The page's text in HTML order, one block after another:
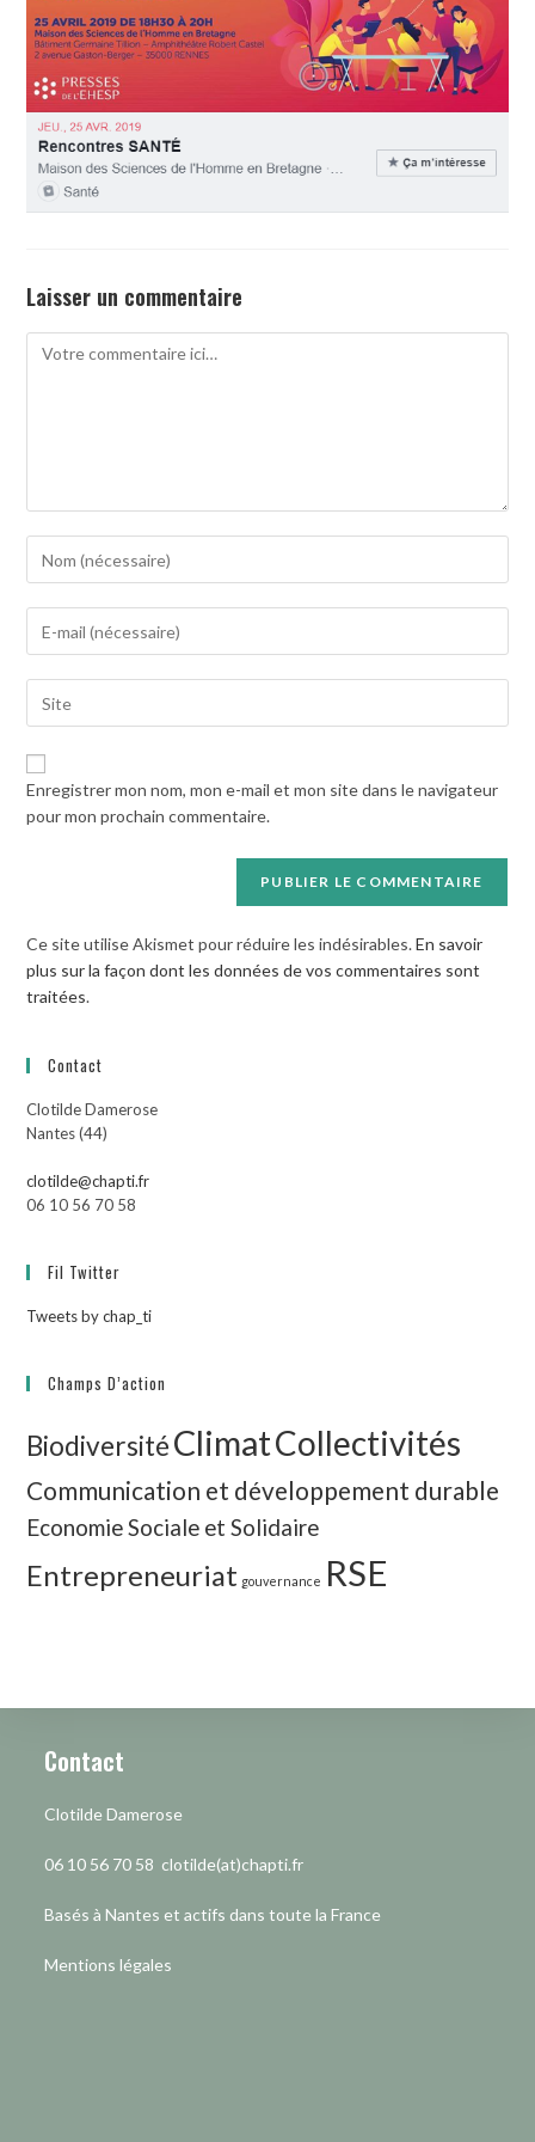
Laisser un commentaire
Comment
your
username
to
comment
your
address
to
comment
l’URL
votre
site
(facultatif)
Enregistrer mon nom, mon e-mail et mon site dans le navigateur
pour mon prochain commentaire.
Ce site utilise Akismet pour réduire les indésirables.En savoir
plus sur la façon dont les données de vos commentaires sont
traitées.
Contact
Clotilde Damerose
Nantes (44)
clotilde@chapti.fr
06 10 56 70 58
Fil Twitter
Tweets by chap_ti
Champs D’action
BiodiversitéClimatCollectivités
Communication et développement durable
Economie Sociale et Solidaire
Entrepreneuriat gouvernance RSE
Contact
Clotilde Damerose
06 10 56 70 58 clotilde(at)chapti.fr
Basés à Nantes et actifs dans toute la France
Mentions légales